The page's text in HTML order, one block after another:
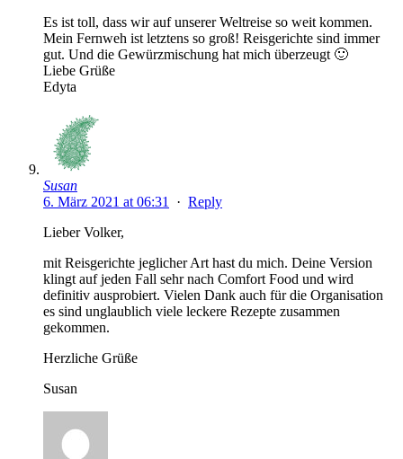
Es ist toll, dass wir auf unserer Weltreise so weit kommen.
Mein Fernweh ist letztens so groß! Reisgerichte sind immer
gut. Und die Gewürzmischung hat mich überzeugt 🙂
Liebe Grüße
Edyta
Susan
6. März 2021 at 06:31
· Reply
Lieber Volker,
mit Reisgerichte jeglicher Art hast du mich. Deine Version
klingt auf jeden Fall sehr nach Comfort Food und wird
definitiv ausprobiert. Vielen Dank auch für die Organisation
es sind unglaublich viele leckere Rezepte zusammen
gekommen.
Herzliche Grüße
Susan